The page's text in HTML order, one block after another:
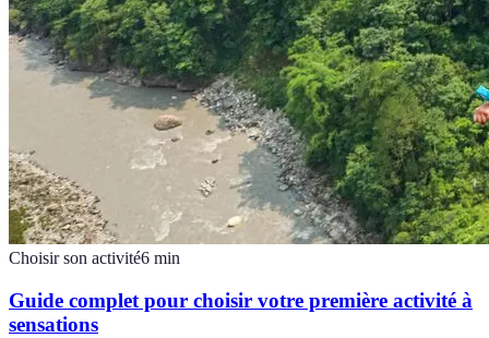
Choisir son activité6 min
Guide complet pour choisir votre première activité à
sensations